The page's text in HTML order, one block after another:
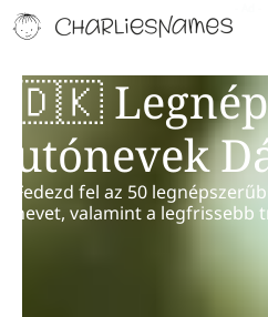
🇩🇰
utónevek
Fedezd fel az 50
nevet, valamint a legfrissebb